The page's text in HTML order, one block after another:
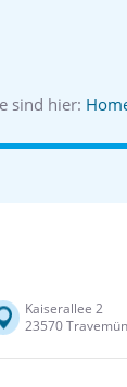
sind hier:
Kaiserallee 2
23570